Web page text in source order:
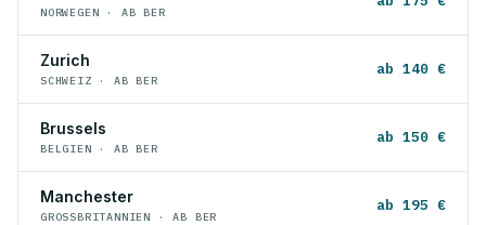
NORWEGEN · AB BER
Zurich
SCHWEIZ · AB BER
ab 140 €
Brussels
BELGIEN · AB BER
ab 150 €
Manchester
GROSSBRITANNIEN · AB BER
ab 195 €